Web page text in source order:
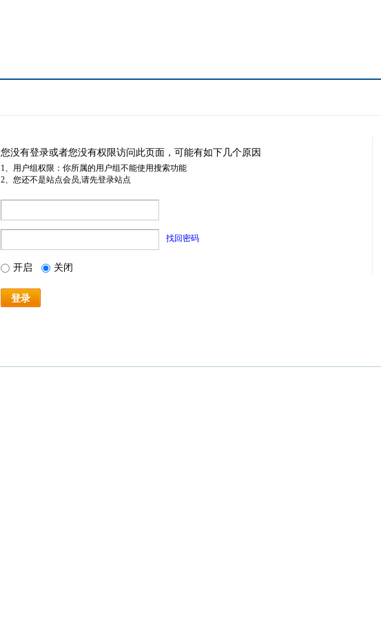
您没有登录或者您没有权限访问此页面，可能有如下几个原因
1、用户组权限：你所属的用户组不能使用搜索功能
2、您还不是站点会员,请先登录站点
找回密码
开启 关闭
登录